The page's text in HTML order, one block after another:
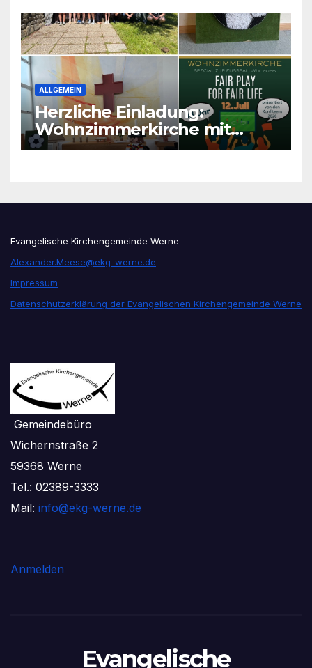
ALLGEMEIN
Herzliche Einladung:
Wohnzimmerkirche mit
unseren Konfis
Evangelische Kirchengemeinde Werne
Alexander.Meese@ekg-werne.de
Impressum
Datenschutzerklärung der Evangelischen Kirchengemeinde Werne
Gemeindebüro
Wichernstraße 2
59368 Werne
Tel.: 02389-3333
Mail: info@ekg-werne.de
Anmelden
Evangelische